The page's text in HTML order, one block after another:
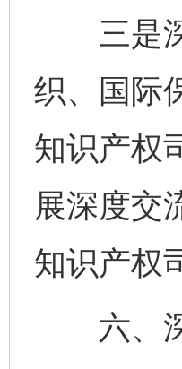
三是深
织、国际
知识产权
展深度交
知识产权
六、深